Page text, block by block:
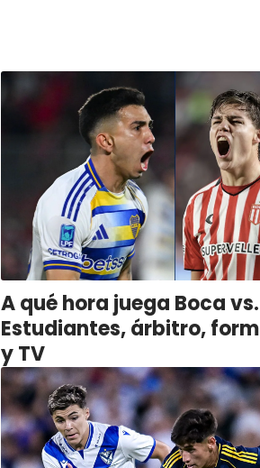
A qué hora juega Boca vs.
Estudiantes, árbitro,
y TV